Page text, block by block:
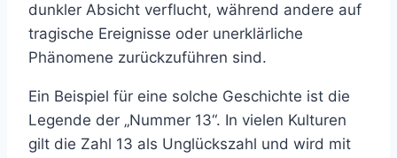
dunkler Absicht verflucht, während andere auf
tragische Ereignisse oder unerklärliche
Phänomene zurückzuführen sind.
Ein Beispiel für eine solche Geschichte ist die
Legende der „Nummer 13“. In vielen Kulturen
gilt die Zahl 13 als Unglückszahl und wird mit